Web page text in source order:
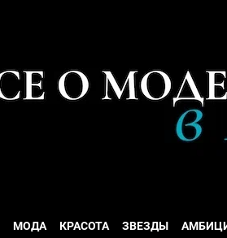
МОДА КРАСОТА ЗВЕЗДЫ